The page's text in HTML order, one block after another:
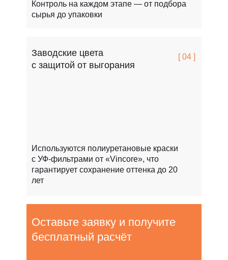
Используются полиуретановые краски
с УФ-фильтрами от «Vincore», что
гарантирует сохранение оттенка до 20
лет
Заводские цвета
с защитой от выгорания
[ 04 ]
Контроль на каждом этапе — от подбора
сырья до упаковки
Оставьте заявку и получите
бесплатный расчёт